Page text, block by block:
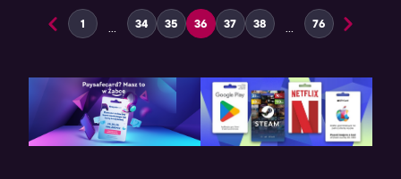
Page
1 … Page
34 Page
35 Page
36 Page
37 Page
38 … Page
76